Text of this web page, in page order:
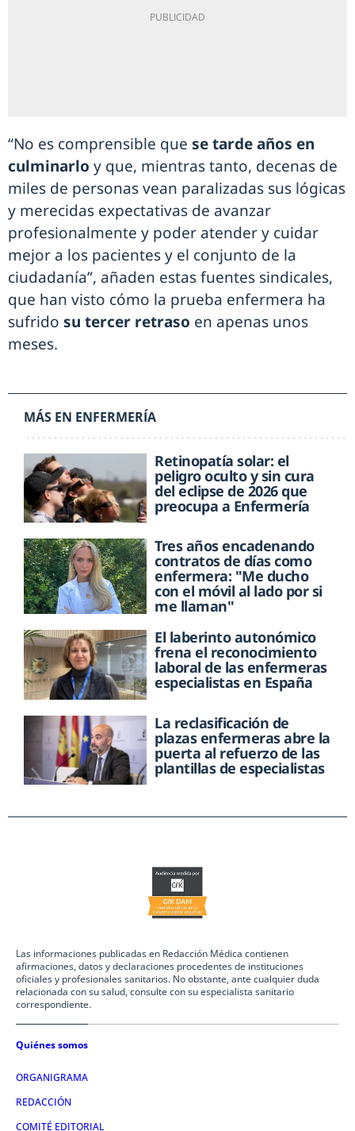
“No es comprensible que se tarde años en
culminarlo y que, mientras tanto, decenas de
miles de personas vean paralizadas sus lógicas
y merecidas expectativas de avanzar
profesionalmente y poder atender y cuidar
mejor a los pacientes y el conjunto de la
ciudadanía”, añaden estas fuentes sindicales,
que han visto cómo la prueba enfermera ha
sufrido su tercer retraso en apenas unos
meses.
MÁS EN ENFERMERÍA
Retinopatía solar: el
peligro oculto y sin cura
del eclipse de 2026 que
preocupa a Enfermería
Tres años encadenando
contratos de días como
enfermera: "Me ducho
con el móvil al lado por si
me llaman"
El laberinto autonómico
frena el reconocimiento
laboral de las enfermeras
especialistas en España
La reclasificación de
plazas enfermeras abre la
puerta al refuerzo de las
plantillas de especialistas
Las informaciones publicadas en Redacción Médica contienen
afirmaciones, datos y declaraciones procedentes de instituciones
oficiales y profesionales sanitarios. No obstante, ante cualquier duda
relacionada con su salud, consulte con su especialista sanitario
correspondiente.
Quiénes somos
ORGANIGRAMA
REDACCIÓN
COMITÉ EDITORIAL